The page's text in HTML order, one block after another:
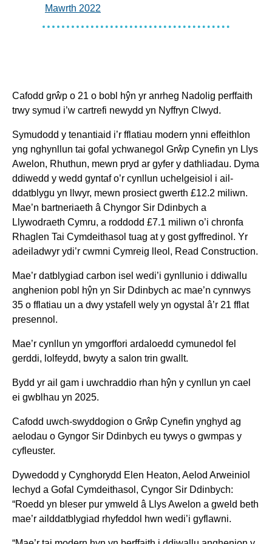
Cafodd grŵp o 21 o bobl hŷn yr anrheg Nadolig perffaith
trwy symud i’w cartrefi newydd yn Nyffryn Clwyd.
Symudodd y tenantiaid i’r fflatiau modern ynni effeithlon
yng nghynllun tai gofal ychwanegol Grŵp Cynefin yn Llys
Awelon, Rhuthun, mewn pryd ar gyfer y dathliadau. Dyma
ddiwedd y wedd gyntaf o’r cynllun uchelgeisiol i ail-
ddatblygu yn llwyr, mewn prosiect gwerth £12.2 miliwn.
Mae’n bartneriaeth â Chyngor Sir Ddinbych a
Llywodraeth Cymru, a roddodd £7.1 miliwn o’i chronfa
Rhaglen Tai Cymdeithasol tuag at y gost gyffredinol. Yr
adeiladwyr ydi’r cwmni Cymreig lleol, Read Construction.
Mae’r datblygiad carbon isel wedi’i gynllunio i ddiwallu
anghenion pobl hŷn yn Sir Ddinbych ac mae’n cynnwys
35 o fflatiau un a dwy ystafell wely yn ogystal â’r 21 fflat
presennol.
Mae’r cynllun yn ymgorffori ardaloedd cymunedol fel
gerddi, lolfeydd, bwyty a salon trin gwallt.
Bydd yr ail gam i uwchraddio rhan hŷn y cynllun yn cael
ei gwblhau yn 2025.
Cafodd uwch-swyddogion o Grŵp Cynefin ynghyd ag
aelodau o Gyngor Sir Ddinbych eu tywys o gwmpas y
cyfleuster.
Dywedodd y Cynghorydd Elen Heaton, Aelod Arweiniol
Iechyd a Gofal Cymdeithasol, Cyngor Sir Ddinbych:
“Roedd yn bleser pur ymweld â Llys Awelon a gweld beth
mae’r ailddatblygiad rhyfeddol hwn wedi’i gyflawni.
Mawrth 2022